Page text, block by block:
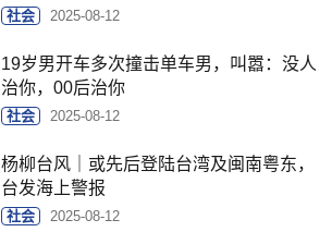
社会 2025-08-12
19岁男开车多次撞击单车男，叫嚣：没人
治你，00后治你
社会 2025-08-12
杨柳台风｜或先后登陆台湾及闽南粤东，
台发海上警报
社会 2025-08-12